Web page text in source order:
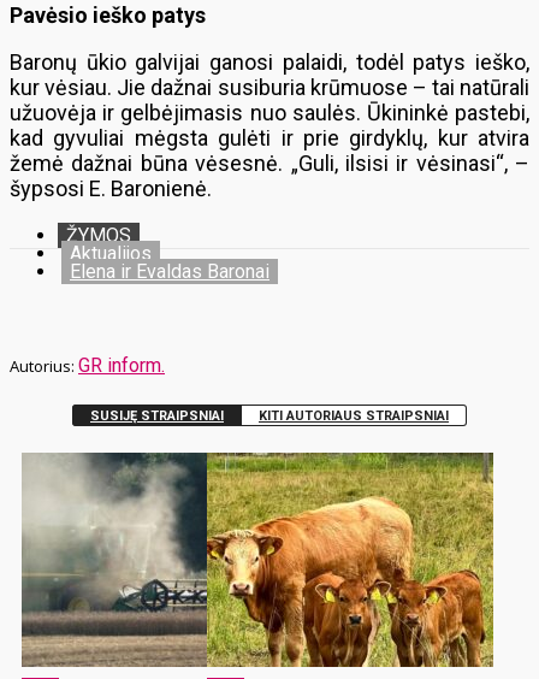
Pavėsio ieško patys
Baronų ūkio galvijai ganosi palaidi, todėl patys ieško,
kur vėsiau. Jie dažnai susiburia krūmuose – tai natūrali
užuovėja ir gelbėjimasis nuo saulės. Ūkininkė pastebi,
kad gyvuliai mėgsta gulėti ir prie girdyklų, kur atvira
žemė dažnai būna vėsesnė. „Guli, ilsisi ir vėsinasi“, –
šypsosi E. Baronienė.
ŽYMOS
Aktualijos
Elena ir Evaldas Baronai
GR inform.
SUSIJĘ STRAIPSNIAI KITI AUTORIAUS STRAIPSNIAI